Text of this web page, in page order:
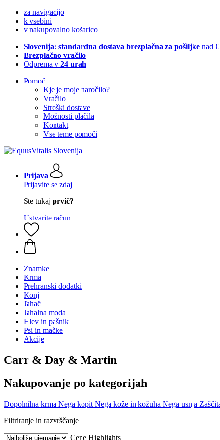
za navigacijo
k vsebini
v nakupovalno košarico
Slovenija: standardna dostava brezplačna za pošiljke nad
Brezplačno vračilo
Odprema v 24 urah
Pomoč
Kje je moje naročilo?
Vračilo
Stroški dostave
Možnosti plačila
Kontakt
Vse teme pomoči
Prijava
Prijavite se zdaj
Ste tukaj prvič?
Ustvarite račun
Znamke
Krma
Prehranski dodatki
Konj
Jahač
Jahalna moda
Hlev in pašnik
Psi in mačke
Akcije
Carr & Day & Martin
Nakupovanje po kategorijah
Dopolnilna krma Nega kopit Nega kože in kožuha Nega usnja
Filtriranje in razvrščanje
Cene Highlights